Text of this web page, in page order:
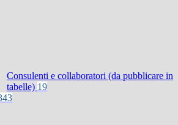
Consulenti e collaboratori (da pubblicare in
tabelle) 19